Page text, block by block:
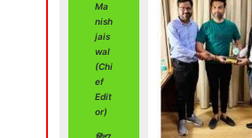
Ma
nish
jais
wal
(Chi
ef
Edit
or)